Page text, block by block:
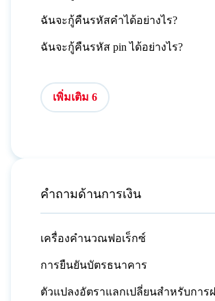
ฉันจะกู้คืนรหัสคำได้อย่างไร?
ฉันจะกู้คืนรหัส pin ได้อย่างไร?
เพิ่มเติม 6
คำถามด้านการเงิน
เครื่องคำนวณฟอเร็กซ์
การยืนยันบัตรธนาคาร
ตัวแปลงอัตราแลกเปลี่ยนสำหรับการ